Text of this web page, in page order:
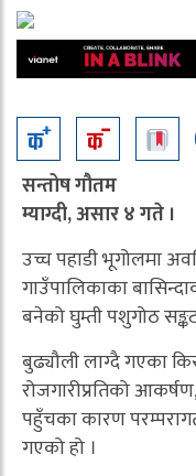
सन्तोष गौतम
म्याग्दी, असार ४ गते ।
उच्च पहाडी भूगोलमा
गाउँपालिकाका
बनेको घुम्ती पशुगोठ
बुढ्यौली लाग्दै गएका
रोजगारीप्रतिको
पहुँचका कारण
गएको हो ।